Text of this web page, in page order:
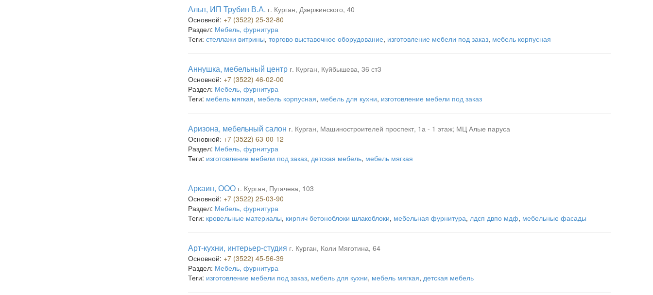
Альп, ИП Трубин В.А. г. Курган, Дзержинского, 40
Основной: +7 (3522) 25-32-80
Раздел: Мебель, фурнитура
Теги: стеллажи витрины, торгово выставочное оборудование, изготовление мебели под заказ, мебель корпусная
Аннушка, мебельный центр г. Курган, Куйбышева, 36 ст3
Основной: +7 (3522) 46-02-00
Раздел: Мебель, фурнитура
Теги: мебель мягкая, мебель корпусная, мебель для кухни, изготовление мебели под заказ
Аризона, мебельный салон г. Курган, Машиностроителей проспект, 1а - 1 этаж; МЦ Алые паруса
Основной: +7 (3522) 63-00-12
Раздел: Мебель, фурнитура
Теги: изготовление мебели под заказ, детская мебель, мебель мягкая
Аркаин, ООО г. Курган, Пугачева, 103
Основной: +7 (3522) 25-03-90
Раздел: Мебель, фурнитура
Теги: кровельные материалы, кирпич бетоноблоки шлакоблоки, мебельная фурнитура, лдсп двпо мдф, мебельные фасады
Арт-кухни, интерьер-студия г. Курган, Коли Мяготина, 64
Основной: +7 (3522) 45-56-39
Раздел: Мебель, фурнитура
Теги: изготовление мебели под заказ, мебель для кухни, мебель мягкая, детская мебель